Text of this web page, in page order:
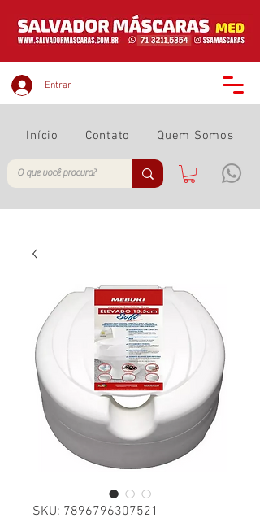
Início Contato Quem Somos
Entrar
SKU: 7896796307521